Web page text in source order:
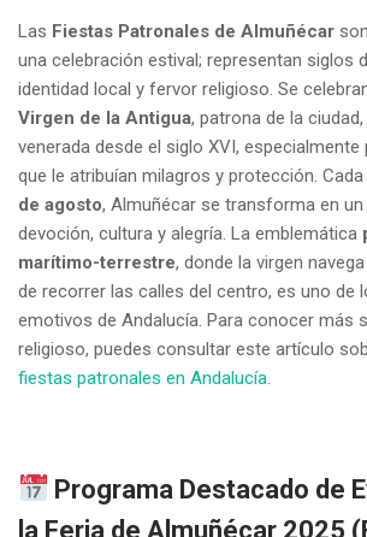
Las Fiestas Patronales de Almuñécar
una celebración estival; representan siglos
identidad local y fervor religioso. Se
Virgen de la Antigua, patrona de la
venerada desde el siglo XVI,
que le atribuían milagros y protección.
de agosto, Almuñécar se transforma en
devoción, cultura y alegría. La emblemática
marítimo-terrestre, donde la virgen
de recorrer las calles del centro, es uno de
emotivos de Andalucía. Para conocer más
religioso, puedes consultar este artículo
fiestas patronales en Andalucía.
Programa Destacado de
la Feria de Almuñécar 2025